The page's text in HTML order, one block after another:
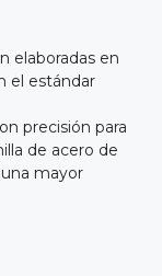
elaboradas en
el estándar
precisión para
de acero de
mayor